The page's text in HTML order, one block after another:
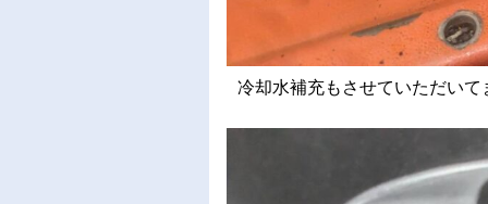
冷却水補充もさせていただいて